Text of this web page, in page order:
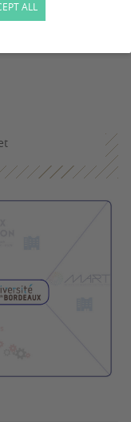
ALL
et aux